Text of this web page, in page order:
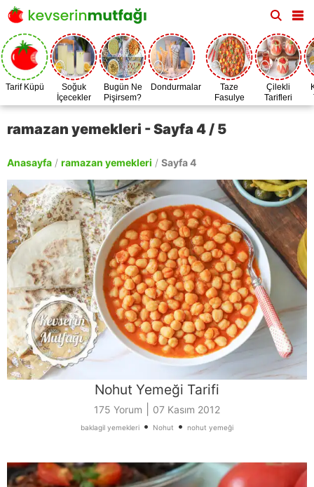
Tarif Küpü
Soğuk
İçecekler
Bugün Ne
Pişirsem?
Dondurmalar
Taze
Fasulye
Zamanı
Çilekli
Tarifleri
ramazan yemekleri - Sayfa 4 / 5
Anasayfa / ramazan yemekleri / Sayfa 4
Nohut Yemeği Tarifi
175 Yorum 07 Kasım 2012
baklagil yemekleri • Nohut • nohut yemeği